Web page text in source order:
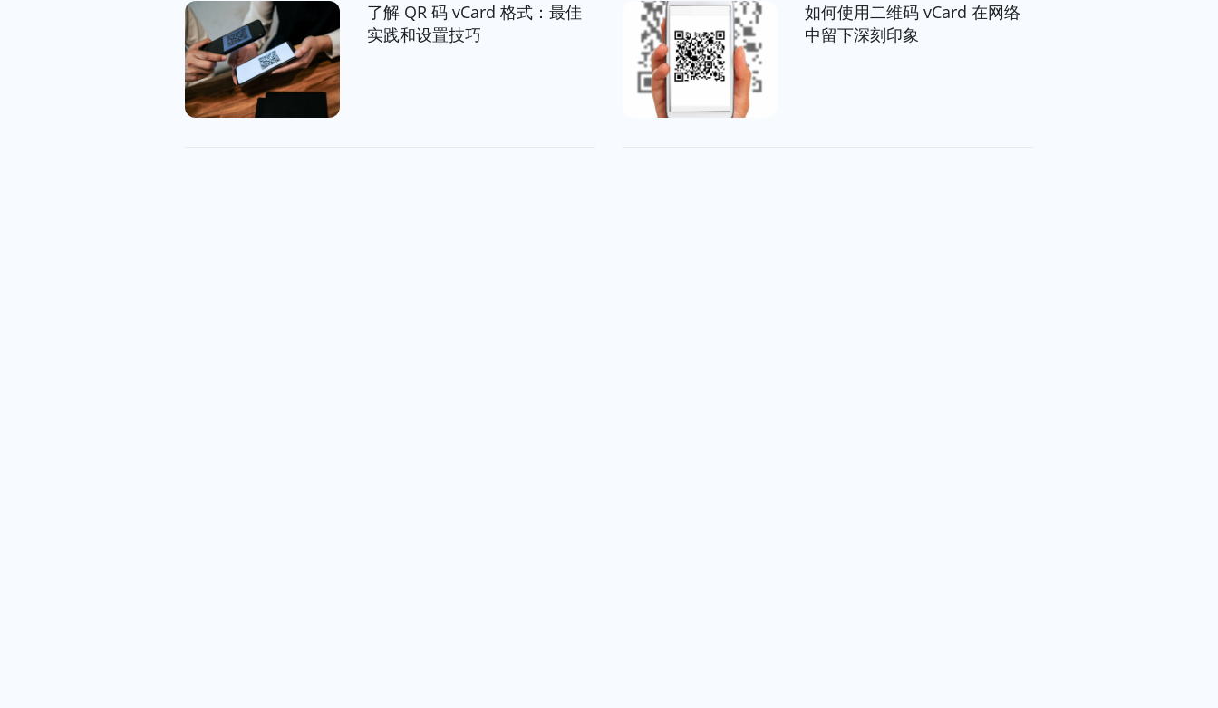
了解 QR 码 vCard 格式：最佳
实践和设置技巧
如何使用二维码 vCard 在网络
中留下深刻印象